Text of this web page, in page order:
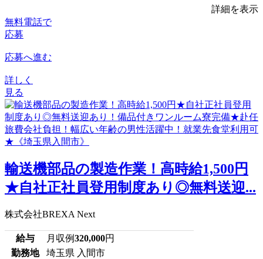
詳細を表示
無料電話で
応募
応募へ進む
詳しく
見る
輸送機部品の製造作業！高時給1,500円
★自社正社員登用制度あり◎無料送迎...
株式会社BREXA Next
給与 月収例320,000円
勤務地
埼玉県 入間市